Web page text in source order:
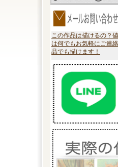
この作品は描けるの？
は何でもお気軽にご連
品でも描けます！